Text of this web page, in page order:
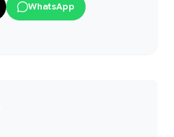
WhatsApp